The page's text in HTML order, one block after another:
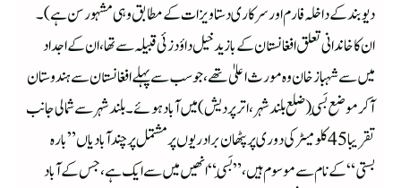
دیوبند کے داخلہ فارم اور سرکاری دستاویزات کے مطابق وہی مشہور سن ہے)۔
ان کا خاندانی تعلق افغانستان کے بازیدخیل داؤد زئی قبیلہ سے تھا، ان کے اجداد
میں سے شہباز خان وہ مورث اعلیٰ تھے، جو سب سے پہلے افغانستان سے ہندوستان
آکر موضع بَسِی (ضلع بلند شہر، اترپردیش) میں آباد ہوئے۔ بلند شہر سے شمالی جانب
تقریبا 45 کلومیٹر کی دوری پر پٹھان برادریوں پر مشتمل پر چند آبادیاں ”بارہ
بستی“ کے نام سے موسوم ہیں، ”بَسِی“ انھیں میں سے ایک ہے، جس کے آباد